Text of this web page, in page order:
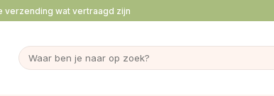
verzending wat vertraagd zijn
Zoeken
naar: